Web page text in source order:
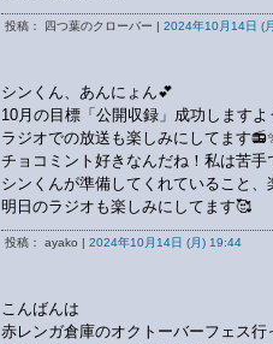
投稿： 四つ葉のクローバー | 2024年10月14日 (
シンくん、あんにょん💕
10月の目標「公開収録」成功しますよ
ラジオでの放送も楽しみにしてます
チョコミント好きなんだね！私は苦
シンくんが準備してくれていること、
明日のラジオも楽しみにしてます🥰
投稿： ayako | 2024年10月14日 (月) 19:44
こんばんは
赤レンガ倉庫のオクトーバーフェス行